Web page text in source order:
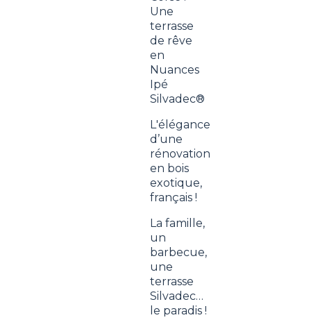
Une
terrasse
de rêve
en
Nuances
Ipé
Silvadec®
L'élégance
d’une
rénovation
en bois
exotique,
français !
La famille,
un
barbecue,
une
terrasse
Silvadec…
le paradis !